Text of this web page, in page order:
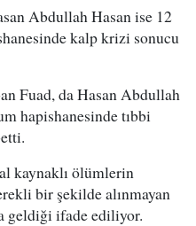
Abdullah Hasan ise 12
kalp krizi sonucu
Fuad, da Hasan Abdullah
hapishanesinde tıbbi
kaynaklı ölümlerin
bir şekilde alınmayan
geldiği ifade ediliyor.